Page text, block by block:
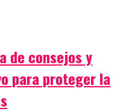
de consejos y
para proteger la